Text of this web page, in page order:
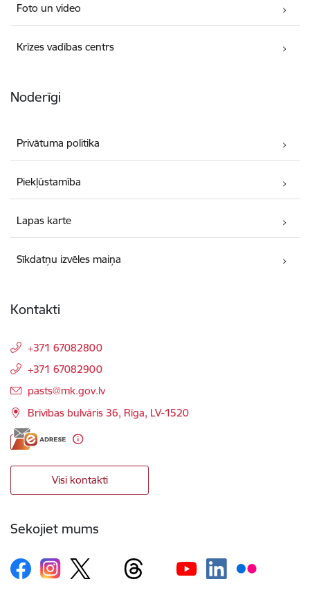
Foto un video
Krīzes vadības centrs
Noderīgi
Privātuma politika
Piekļūstamība
Lapas karte
Sīkdatņu izvēles maiņa
Kontakti
+371 67082800
+371 67082900
E-pasts:
pasts@mk.gov.lv
Brīvības bulvāris 36, Rīga, LV-1520
Visi kontakti
Sekojiet mums